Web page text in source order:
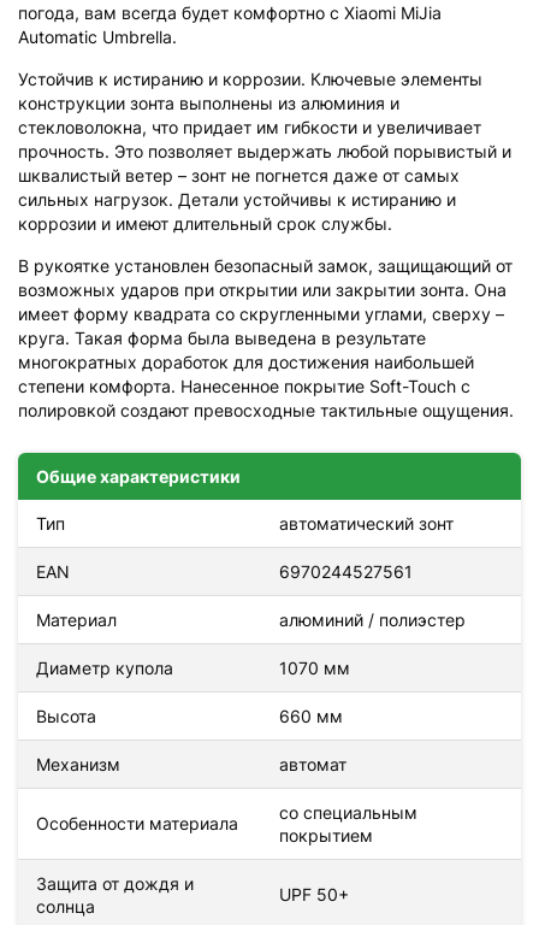
погода, вам всегда будет комфортно с Xiaomi MiJia
Automatic Umbrella.
Устойчив к истиранию и коррозии. Ключевые элементы
конструкции зонта выполнены из алюминия и
стекловолокна, что придает им гибкости и увеличивает
прочность. Это позволяет выдержать любой порывистый и
шквалистый ветер – зонт не погнется даже от самых
сильных нагрузок. Детали устойчивы к истиранию и
коррозии и имеют длительный срок службы.
В рукоятке установлен безопасный замок, защищающий от
возможных ударов при открытии или закрытии зонта. Она
имеет форму квадрата со скругленными углами, сверху –
круга. Такая форма была выведена в результате
многократных доработок для достижения наибольшей
степени комфорта. Нанесенное покрытие Soft-Touch с
полировкой создают превосходные тактильные ощущения.
Общие характеристики
Тип автоматический зонт
EAN 6970244527561
Материал алюминий / полиэстер
Диаметр купола 1070 мм
Высота 660 мм
Механизм автомат
Особенности материала
со специальным
покрытием
Защита от дождя и
солнца
UPF 50+